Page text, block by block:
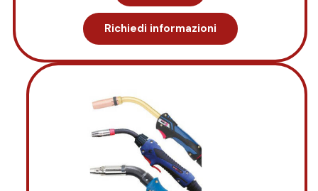
Richiedi informazioni